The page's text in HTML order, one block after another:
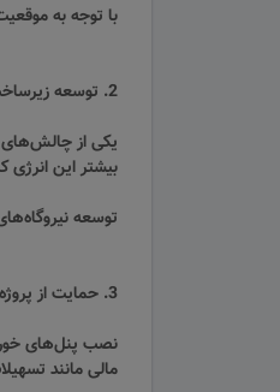
با توجه به
2. توسعه زیرساخت‌های انرژی خورشیدی
یکی از چالش‌های
بیشتر این انرژی
توسعه
3. حمایت از پروژه‌های محلی و خانگی
نصب پنل‌های
مالی مانند